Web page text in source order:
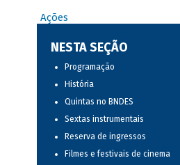
Ações
NESTA SEÇÃO
Programação
História
Quintas no BNDES
Sextas instrumentais
Reserva de ingressos
Filmes e festivais de cinema